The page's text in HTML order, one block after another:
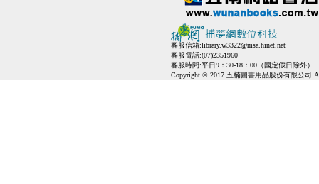
客服信箱:library.w3322@msa.hinet.net
客服電話:(07)2351960
客服時間:平日9：30-18：00（國定假日除外）
Copyright © 2017 五楠圖書用品股份有限公司